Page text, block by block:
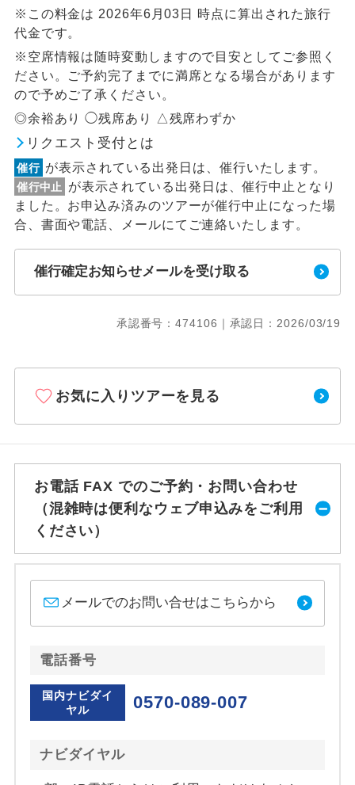
※この料金は 2026年6月03日 時点に算出された旅行
代金です。
※空席情報は随時変動しますので目安としてご参照く
ださい。ご予約完了までに満席となる場合があります
ので予めご了承ください。
◎余裕あり ◯残席あり △残席わずか
リクエスト受付とは
催行 が表示されている出発日は、催行いたします。
催行中止
が表示されている出発日は、催行中止となり
ました。お申込み済みのツアーが催行中止になった場
合、書面や電話、メールにてご連絡いたします。
催行確定お知らせメールを受け取る
承認番号：474106｜承認日：2026/03/19
お気に入りツアーを見る
お電話 FAX でのご予約・お問い合わせ
（混雑時は便利なウェブ申込みをご利用
ください）
メールでのお問い合せはこちらから
電話番号
国内ナビダイ
ヤル
0570-089-007
ナビダイヤル